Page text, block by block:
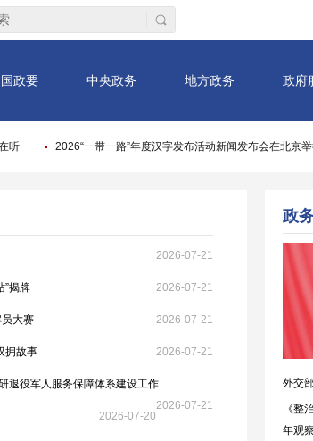
2026-07-21
”揭牌 2026-07-21
员大赛 2026-07-21
拥故事 2026-07-21
退役军人服务保障体系建设工作
2026-07-21
2026-07-20